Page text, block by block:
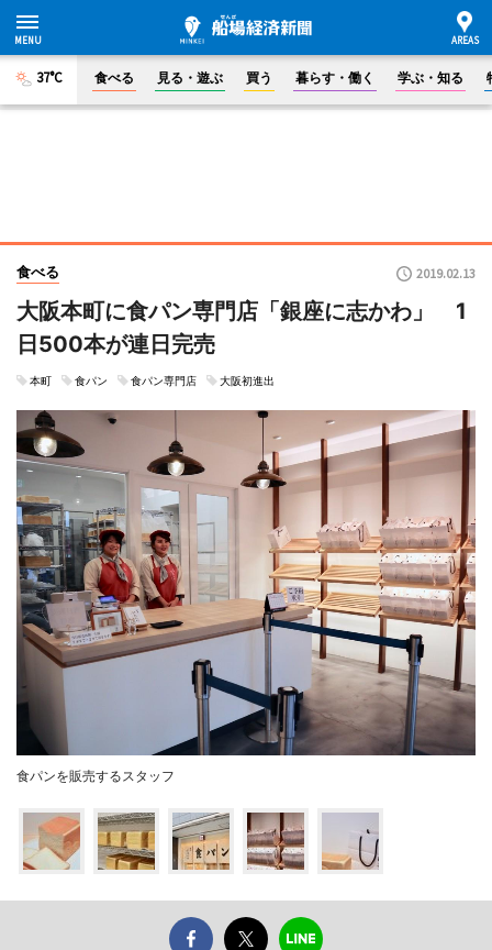
37°C 食べる 見る・遊ぶ 買う 暮らす・働く 学ぶ・知る
食べる 2019.02.13
大阪本町に食パン専門店「銀座に志かわ」 1
日500本が連日完売
本町 食パン 食パン専門店 大阪初進出
食パンを販売するスタッフ